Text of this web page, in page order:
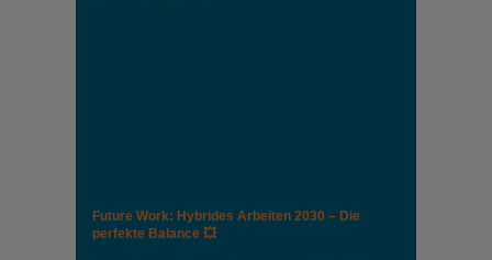
Future Work: Hybrides Arbeiten 2030 – Die
perfekte Balance 💥